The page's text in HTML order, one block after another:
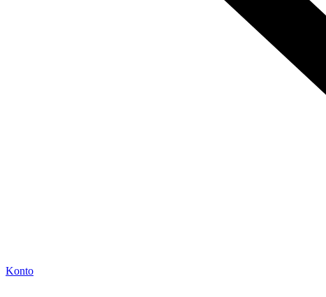
Konto